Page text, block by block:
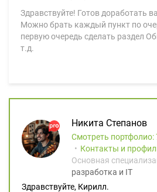
Здравствуйте! Готов доработать
Можно брать каждый пункт по
первую очередь сделать раздел
т.д.
Никита Степанов
Смотреть портфолио:
Контакты и
Основная
разработка и IT
Здравствуйте, Кирилл.